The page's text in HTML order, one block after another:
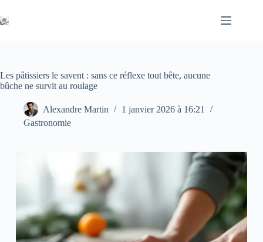
au
contenu
Les pâtissiers le savent : sans ce réflexe tout bête, aucune
bûche ne survit au roulage
Alexandre Martin
1 janvier 2026 à 16:21
Gastronomie